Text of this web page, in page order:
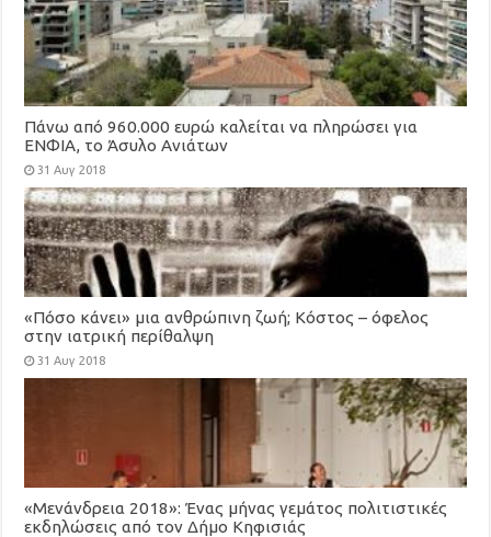
Πάνω από 960.000 ευρώ καλείται να πληρώσει για
ΕΝΦΙΑ, το Άσυλο Ανιάτων
31 Αυγ 2018
«Πόσο κάνει» μια ανθρώπινη ζωή; Κόστος – όφελος
στην ιατρική περίθαλψη
31 Αυγ 2018
«Μενάνδρεια 2018»: Ένας μήνας γεμάτος πολιτιστικές
εκδηλώσεις από τον Δήμο Κηφισιάς